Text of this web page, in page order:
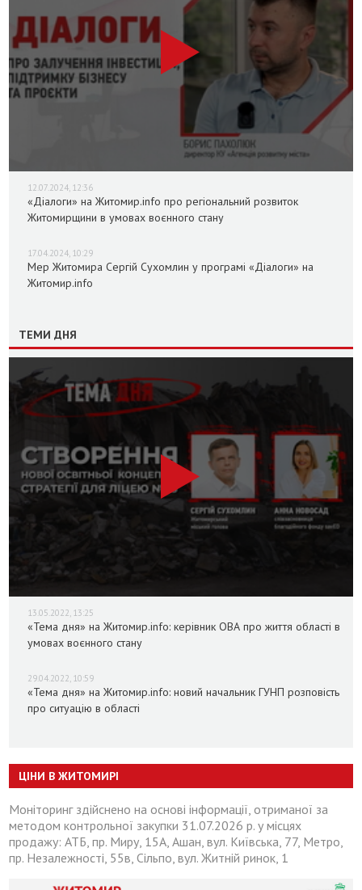
12.07.2024, 12:36
«Діалоги» на Житомир.info про регіональний розвиток
Житомирщини в умовах воєнного стану
17.04.2024, 10:29
Мер Житомира Сергій Сухомлин у програмі «Діалоги» на
Житомир.info
ТЕМИ ДНЯ
13.05.2022, 13:25
«Тема дня» на Житомир.info: керівник ОВА про життя області в
умовах воєнного стану
29.04.2022, 10:59
«Тема дня» на Житомир.info: новий начальник ГУНП розповість
про ситуацію в області
ЦІНИ В ЖИТОМИРІ
Моніторинг здійснено на основі інформації, отриманої за
методом контрольної закупки 31.07.2026 р. у місцях
продажу: АТБ, пр. Миру, 15А, Ашан, вул. Київська, 77, Метро,
пр. Незалежності, 55в, Сільпо, вул. Житній ринок, 1